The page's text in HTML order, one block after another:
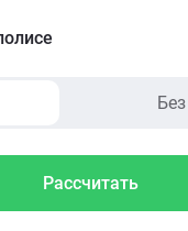
Рассчитать